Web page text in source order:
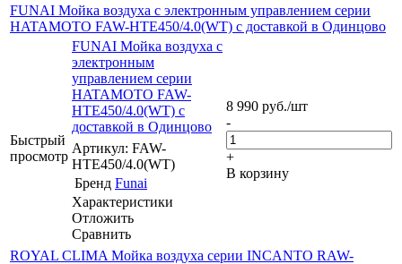
FUNAI Мойка воздуха с электронным управлением серии
HATAMOTO FAW-HTE450/4.0(WT) с доставкой в Одинцово
Быстрый
просмотр
FUNAI Мойка воздуха с
электронным
управлением серии
HATAMOTO FAW-
HTE450/4.0(WT) с
доставкой в Одинцово
Артикул: FAW-
HTE450/4.0(WT)
Бренд Funai
Характеристики
Отложить
Сравнить
8 990 руб./шт
-
+
В корзину
ROYAL CLIMA Мойка воздуха серии INCANTO RAW-